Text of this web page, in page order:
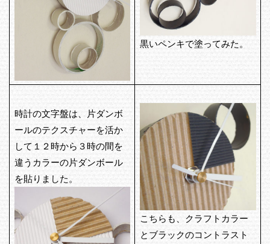
黒いペンキで塗ってみた。
時計の文字盤は、片ダンボ
ールのテクスチャーを活か
して１２時から３時の間を
違うカラーの片ダンボール
を貼りました。
こちらも、クラフトカラー
とブラックのコントラスト